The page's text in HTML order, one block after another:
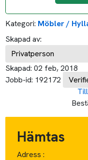
Kategori: Möbler /
Skapad av:
Privatperson
Skapad: 02 feb, 2018
Jobb-id: 192172
Hämtas
Adress :